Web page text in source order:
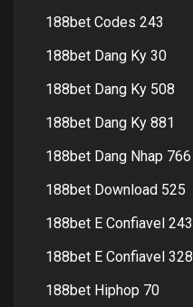
188bet Codes 243
188bet Dang Ky 30
188bet Dang Ky 508
188bet Dang Ky 881
188bet Dang Nhap 766
188bet Download 525
188bet E Confiavel 243
188bet E Confiavel 328
188bet Hiphop 70